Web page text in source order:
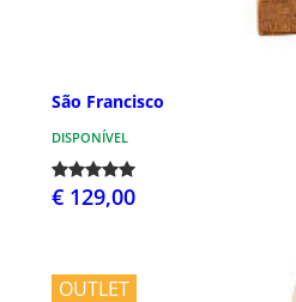
São Francisco
DISPONÍVEL
€ 129,00
OUTLET